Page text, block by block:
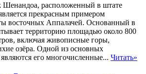
расположенный в штате
прекрасным примером
восточных Аппалачей. Основанный в
территорию площадью около 800
включая живописные горы,
озёра. Одной из основных
его многочисленные... Читать»